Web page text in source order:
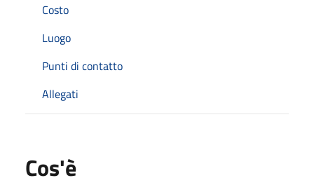
Costo
Luogo
Punti di contatto
Allegati
Cos'è